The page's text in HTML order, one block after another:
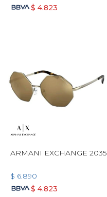
$ 4.823
ARMANI EXCHANGE 2035
$ 6.890
$ 4.823